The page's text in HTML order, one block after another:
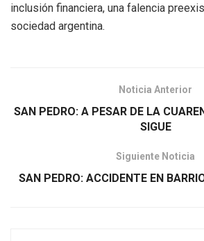
inclusión financiera, una falencia
sociedad argentina.
Noticia Anterior
SAN PEDRO: A PESAR DE LA
SIGUE
Siguiente Noticia
SAN PEDRO: ACCIDENTE EN